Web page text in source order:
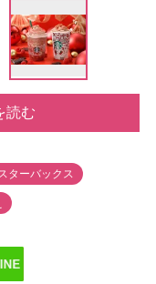
読む
ターバックス